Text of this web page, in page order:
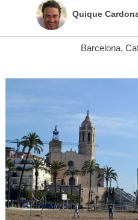
Quique
Barcelona,